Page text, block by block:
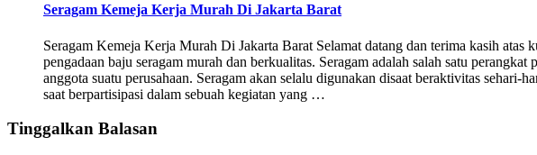
Seragam Kemeja Kerja Murah Di Jakarta Barat
Seragam Kemeja Kerja Murah Di Jakarta Barat Selamat datang dan terima kasih
pengadaan baju seragam murah dan berkualitas. Seragam adalah salah satu perangkat
anggota suatu perusahaan. Seragam akan selalu digunakan disaat beraktivitas sehari-
saat berpartisipasi dalam sebuah kegiatan yang …
Tinggalkan Balasan